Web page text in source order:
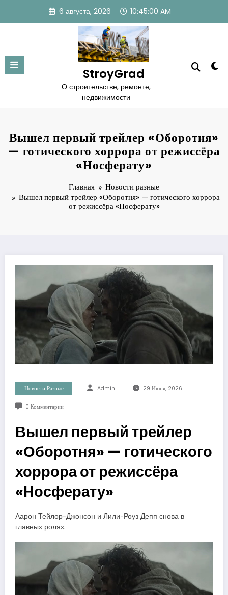
содержимому
6 августа, 2026 10:45:01 AM
StroyGrad
О строительстве, ремонте,
недвижимости
Вышел первый трейлер «Оборотня»
— готического хоррора от режиссёра
«Носферату»
Главная
Новости разные
Вышел первый трейлер «Оборотня» — готического хоррора
от режиссёра «Носферату»
Новости Разные Admin 29 Июня, 2026
0 Комментарии
Вышел первый трейлер
«Оборотня» — готического
хоррора от режиссёра
«Носферату»
Аарон Тейлор-Джонсон и Лили-Роуз Депп снова в
главных ролях.